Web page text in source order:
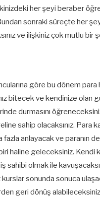
her şeyi beraber
sonraki süreçte her
ve ilişkiniz çok mutlu
göre bu dönem para
bitecek ve kendinize
durmasını
sahip olacaksınız. Para
fazla anlayacak ve paranın
haline geleceksiniz. Kendi
olmak ile
sonunda sonuca
geri dönüş